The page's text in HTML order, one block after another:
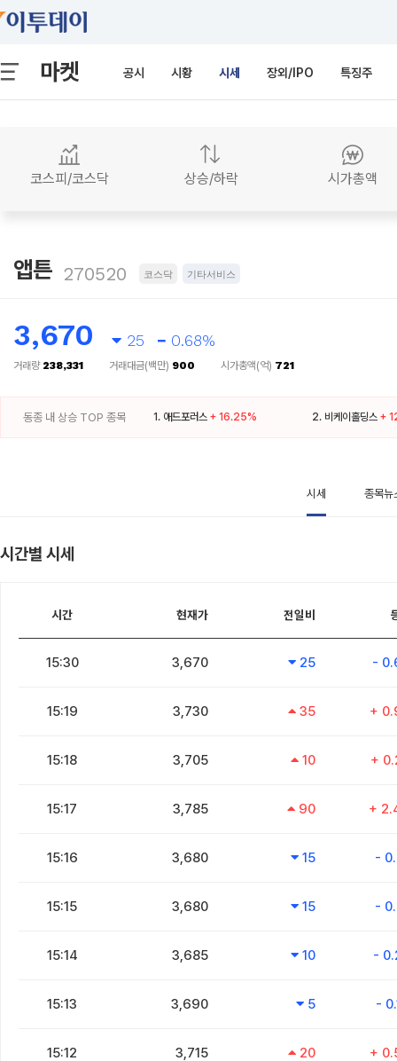
마켓 공시 시황 시세 장외/IPO 특징주
코스피/코스닥 상승/하락 시가총액
앱튼 270520 코스닥 기타서비스
3,670 25 0.68%
거래량 238,331 거래대금(백만) 900 시가총액(억) 721
동종 내 상승 TOP 종목 1. 애드포러스 + 16.25% 2. 비케이홀딩스 +
시세 종목뉴